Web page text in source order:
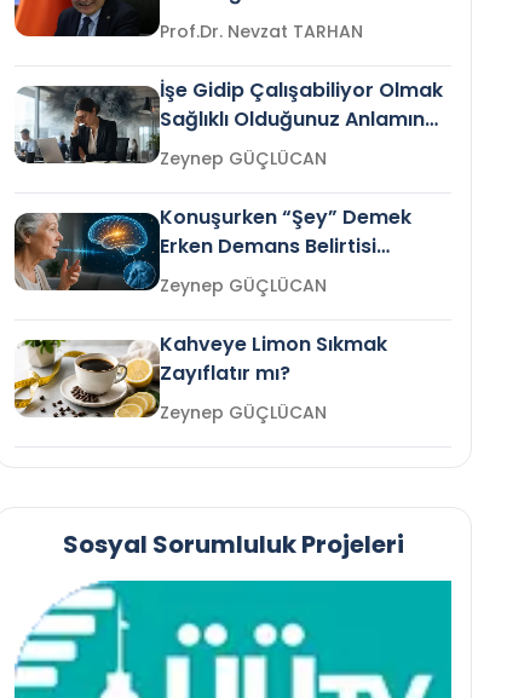
Prof.Dr. Nevzat TARHAN
İşe Gidip Çalışabiliyor Olmak
Sağlıklı Olduğunuz Anlamına
Gelir mi?Zeynep GÜÇLÜCAN
Konuşurken “Şey” Demek
Erken Demans Belirtisi
Olabilir mi?Zeynep GÜÇLÜCAN
Kahveye Limon Sıkmak
Zayıflatır mı?
Zeynep GÜÇLÜCAN
Sosyal Sorumluluk Projeleri